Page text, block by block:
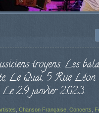
troyens. Les
Le Quai, 5 Rue Léon
Le 29 janvier 2023.
Chanson Française Concerts